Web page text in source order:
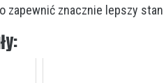
zapewnić znacznie lepszy